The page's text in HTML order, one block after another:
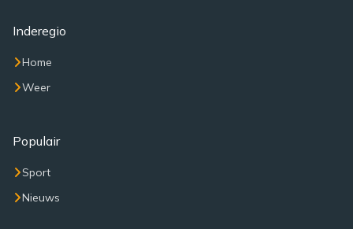
Inderegio
Home
Weer
Populair
Sport
Nieuws